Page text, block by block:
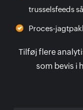
trusselsfeeds
Proces-
Tilføj flere
som bevis i